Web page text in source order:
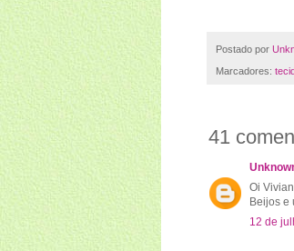
Postado por
Marcadores:
41
Oi
Beijos e
12 de